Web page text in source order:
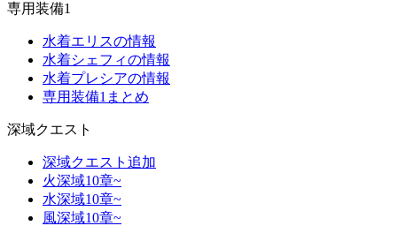
専用装備1
水着エリスの情報
水着シェフィの情報
水着プレシアの情報
専用装備1まとめ
深域クエスト
深域クエスト追加
火深域10章~
水深域10章~
風深域10章~